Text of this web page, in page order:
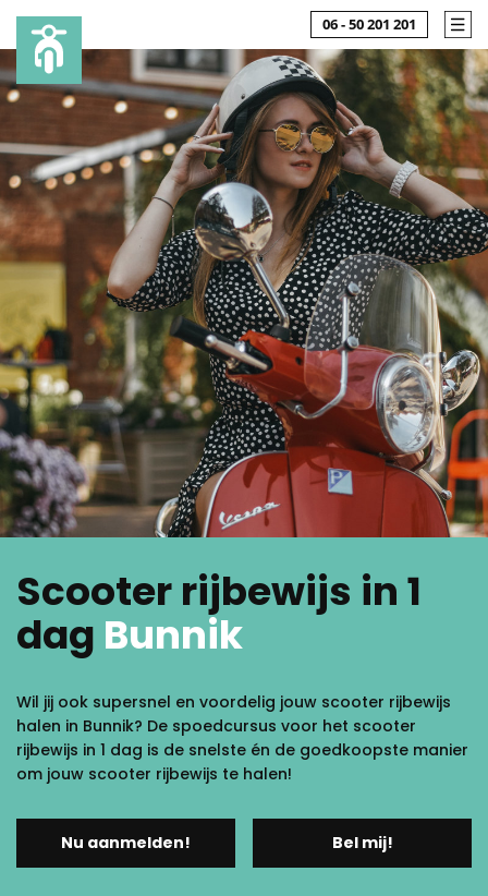
06 - 50 201 201
Scooter rijbewijs in 1
dag Bunnik
Wil jij ook supersnel en voordelig jouw scooter rijbewijs
halen in Bunnik? De spoedcursus voor het scooter
rijbewijs in 1 dag is de snelste én de goedkoopste manier
om jouw scooter rijbewijs te halen!
Nu aanmelden! Bel mij!